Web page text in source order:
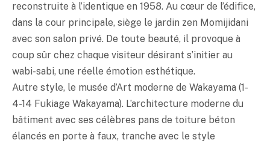
reconstruite à l’identique en 1958. Au cœur de l’édifice,
dans la cour principale, siège le jardin zen Momijidani
avec son salon privé. De toute beauté, il provoque à
coup sûr chez chaque visiteur désirant s’initier au
wabi-sabi, une réelle émotion esthétique.
Autre style, le musée d’Art moderne de Wakayama (1-
4-14 Fukiage Wakayama). L’architecture moderne du
bâtiment avec ses célèbres pans de toiture béton
élancés en porte à faux, tranche avec le style